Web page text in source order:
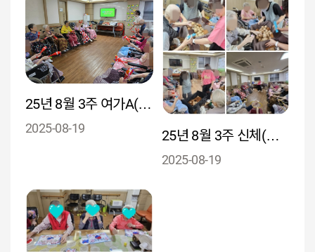
25년 8월 3주 여가A("돌아와요 부산항에"노래가사 속에 담긴 사연과 추억을 회상하며 심리적 활력 유도)
2025-08-19 25년 8월 3주 신체(감자수확의 경험을 회상하며 어르신들의 과거 농촌 생활에 대한 추억과 정서를 환기)
2025-08-19